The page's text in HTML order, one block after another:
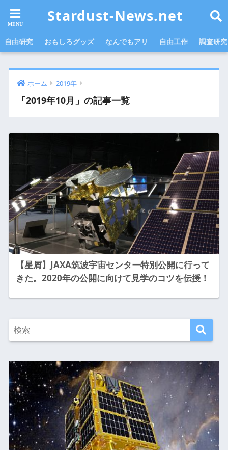
Stardust-News.net
自由研究 おもしろグッズ なんでもアリ 自由工作 調査研究
ホーム 2019年
「2019年10月」の記事一覧
【星屑】JAXA筑波宇宙センター特別公開に行って
きた。2020年の公開に向けて見学のコツを伝授！